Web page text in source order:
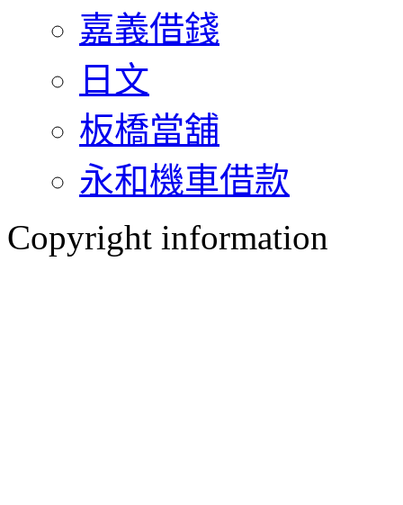
嘉義借錢
日文
板橋當舖
永和機車借款
Copyright information